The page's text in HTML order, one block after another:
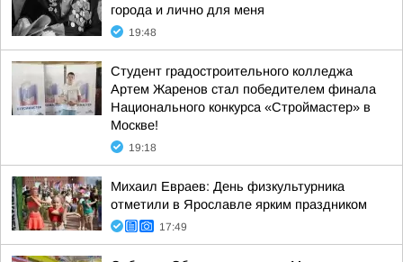
города и лично для меня
19:48
Студент градостроительного колледжа
Артем Жаренов стал победителем финала
Национального конкурса «Строймастер» в
Москве!
19:18
Михаил Евраев: День физкультурника
отметили в Ярославле ярким праздником
17:49